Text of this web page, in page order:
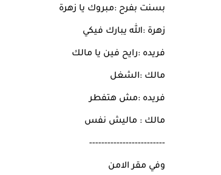
بسنت بفرح :مبروك يا زهرة
زهرة :الله يبارك فيكي
فريده :رايح فين يا مالك
مالك :الشغل
فريده :مش هتفطر
مالك : ماليش نفس
-------------------------
وفي مقر الامن